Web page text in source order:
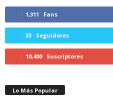
1,311 Fans
33 Seguidores
10,400 Suscriptores
Lo Más Popular